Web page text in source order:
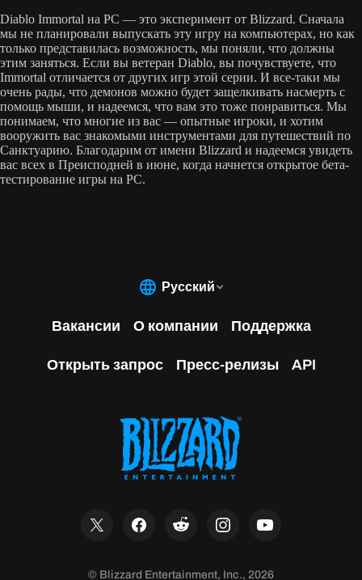
Diablo Immortal на PC — это эксперимент от Blizzard. Сначала
мы не планировали выпускать эту игру на компьютерах, но как
только представилась возможность, мы поняли, что должны
этим заняться. Если вы ветеран Diablo, вы почувствуете, что
Immortal отличается от других игр этой серии. И все-таки мы
очень рады, что демонов можно будет защелкивать насмерть с
помощь мыши, и надеемся, что вам это тоже понравиться. Мы
понимаем, что многие из вас — опытные игроки, и хотим
вооружить вас знакомыми инструментами для путешествий по
Санктуарию. Благодарим от имени Blizzard и надеемся увидеть
вас всех в Преисподней в июне, когда начнется открытое бета-
тестирование игры на PC.